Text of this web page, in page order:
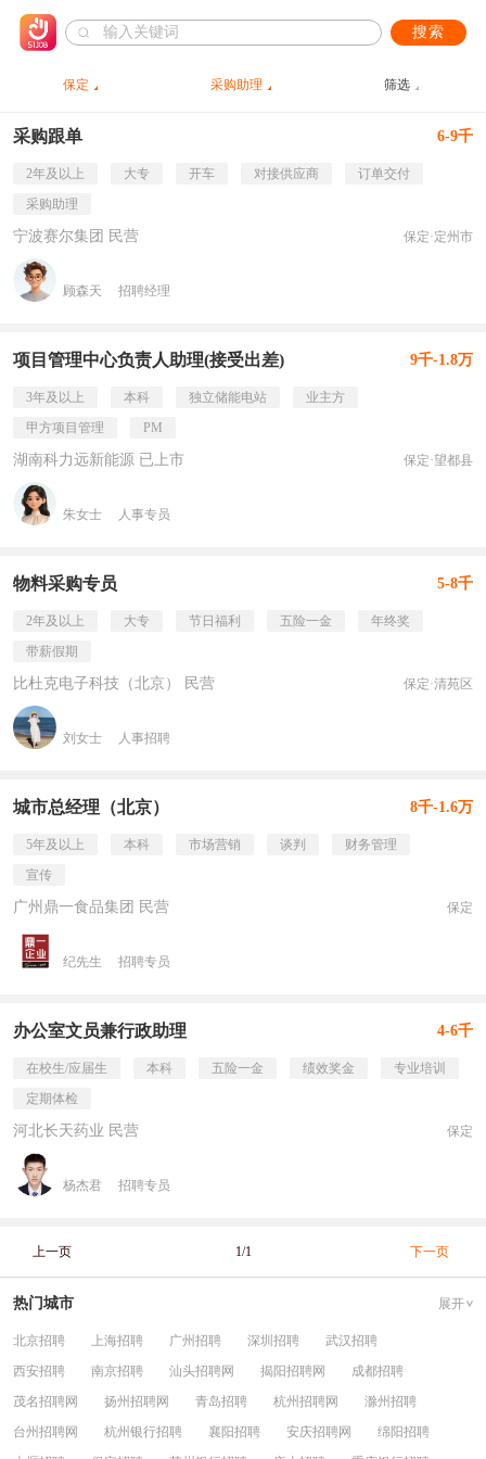
搜索
保定 采购助理 筛选
采购跟单 6-9千
2年及以上 大专 开车 对接供应商
订单交付
采购助理
宁波赛尔集团 民营 保定·定州市
顾森天 招聘经理
项目管理中心负责人助理(接受出差) 9千-1.8万
3年及以上 本科 独立储能电站
业主方
甲方项目管理
PM
湖南科力远新能源 已上市 保定·望都县
朱女士 人事专员
物料采购专员 5-8千
2年及以上 大专 节日福利 五险一金
年终奖
带薪假期
比杜克电子科技（北京） 民营 保定·清苑区
刘女士 人事招聘
城市总经理（北京） 8千-1.6万
5年及以上 本科 市场营销 谈判
财务管理
宣传
广州鼎一食品集团 民营 保定
纪先生 招聘专员
办公室文员兼行政助理 4-6千
在校生/应届生 本科 五险一金 绩效奖金
专业培训
定期体检
河北长天药业 民营 保定
杨杰君 招聘专员
上一页 1/1 下一页
热门城市 展开
北京招聘 上海招聘 广州招聘 深圳招聘
武汉招聘
西安招聘
南京招聘 汕头招聘网 揭阳招聘网
成都招聘
茂名招聘网
扬州招聘网 青岛招聘 杭州招聘网
滁州招聘
台州招聘网
杭州银行招聘 襄阳招聘 安庆招聘网
绵阳招聘